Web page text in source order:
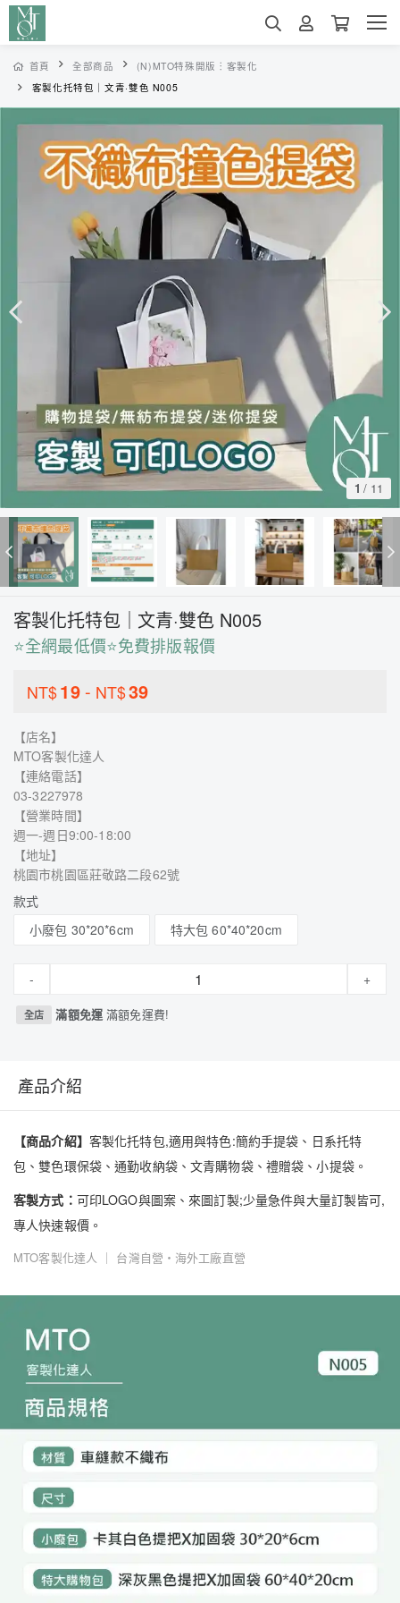
首頁 全部商品
(N)MTO特殊開版︙客製化
客製化托特包｜文青·雙色 N005
1 / 11
客製化托特包｜文青·雙色 N005
⭐全網最低價⭐免費排版報價
NT$19 - NT$39
【店名】
MTO客製化達人
【連絡電話】
03-3227978
【營業時間】
週一-週日9:00-18:00
【地址】
桃園市桃園區莊敬路二段62號
款式
小廢包 30*20*6cm
特大包 60*40*20cm
- +
全店 滿額免運滿額免運費!
產品介紹
【商品介紹】 客製化托特包,適用與特色:簡約手提袋、日系托特
包、雙色環保袋、通勤收納袋、文青購物袋、禮贈袋、小提袋。
客製方式： 可印LOGO與圖案、來圖訂製;少量急件與大量訂製皆可,
專人快速報價。
MTO客製化達人 ｜ 台灣自營・海外工廠直營